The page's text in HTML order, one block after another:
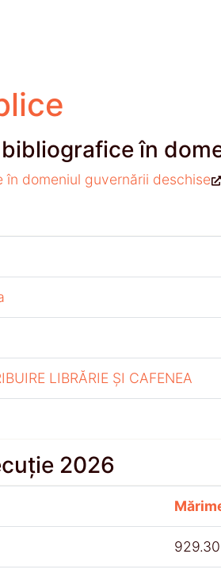
în
domeniul guvernării deschise
LIBRĂRIE ȘI CAFENEA
2026